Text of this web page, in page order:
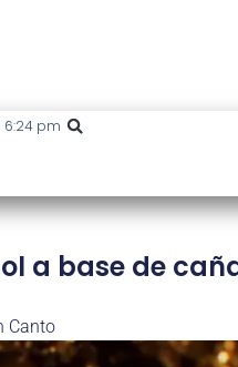
pm
a base de
Canto